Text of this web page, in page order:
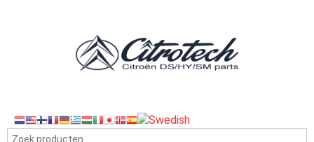
Zoeken naar: